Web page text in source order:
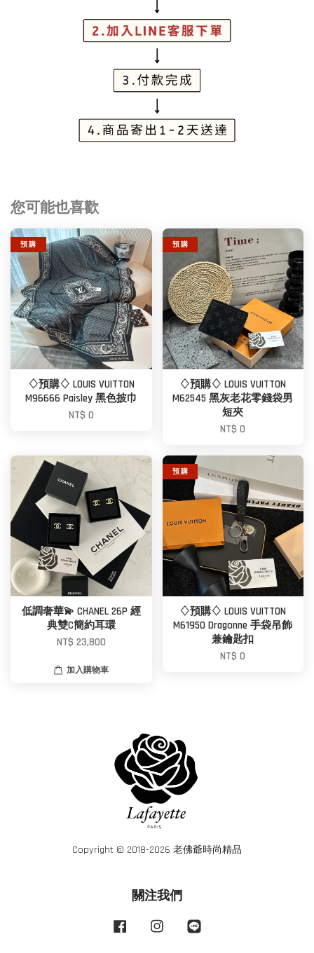
您可能也喜歡
預 購
♢預購♢ LOUIS VUITTON
M96666 Paisley 黑色披巾
NT$ 0
預 購
♢預購♢ LOUIS VUITTON
M62545 黑灰老花零錢袋男
短夾
NT$ 0
低調奢華💫 CHANEL 26P 經
典雙C簡約耳環
NT$ 23,800
加入購物車
預 購
♢預購♢ LOUIS VUITTON
M61950 Dragonne 手袋吊飾
兼鑰匙扣
NT$ 0
Copyright © 2018-2026 老佛爺時尚精品
關注我們
Facebook Instagram